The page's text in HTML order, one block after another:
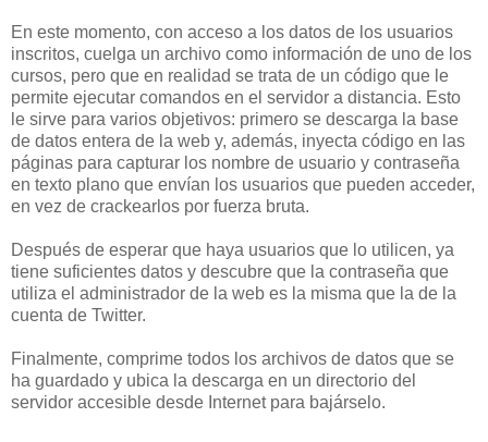
En este momento, con acceso a los datos de los usuarios
inscritos, cuelga un archivo como información de uno de los
cursos, pero que en realidad se trata de un código que le
permite ejecutar comandos en el servidor a distancia. Esto
le sirve para varios objetivos: primero se descarga la base
de datos entera de la web y, además, inyecta código en las
páginas para capturar los nombre de usuario y contraseña
en texto plano que envían los usuarios que pueden acceder,
en vez de crackearlos por fuerza bruta.
Después de esperar que haya usuarios que lo utilicen, ya
tiene suficientes datos y descubre que la contraseña que
utiliza el administrador de la web es la misma que la de la
cuenta de Twitter.
Finalmente, comprime todos los archivos de datos que se
ha guardado y ubica la descarga en un directorio del
servidor accesible desde Internet para bajárselo.